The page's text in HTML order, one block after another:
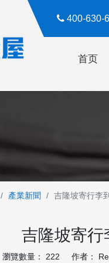
 400-
首页
/ 產業新聞 / 吉隆坡寄行李
吉隆坡寄行
瀏覽數量： 222 作者：